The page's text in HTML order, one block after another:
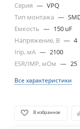
Серия — VPQ
Тип монтажа —
Емкость — 150 uF
Напряжение, В — 4
Irip, мА — 2100
ESR/IMP, мОм — 25
Все характеристики
В избранное